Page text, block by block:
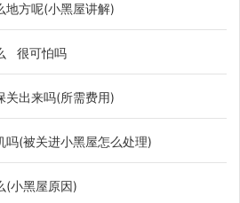
地方呢(小黑屋讲解)
很可怕吗
关出来吗(所需费用)
吗(被关进小黑屋怎么处理)
(小黑屋原因)